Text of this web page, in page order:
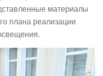
материалы
плана реализации